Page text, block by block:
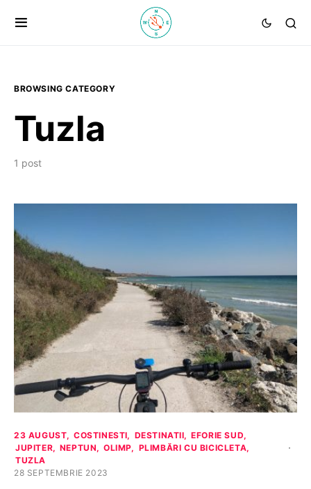
BROWSING CATEGORY
Tuzla
1 post
23 AUGUST COSTINESTI DESTINATII
EFORIE SUD
JUPITER
NEPTUN OLIMP
PLIMBĂRI CU BICICLETA
TUZLA
28 SEPTEMBRIE 2023